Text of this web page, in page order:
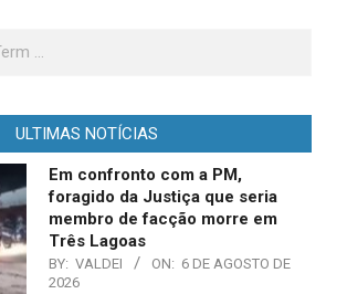
ULTIMAS NOTÍCIAS
Em confronto com a PM,
foragido da Justiça que seria
membro de facção morre em
Três Lagoas
BY: VALDEI ON: 6 DE AGOSTO DE
2026